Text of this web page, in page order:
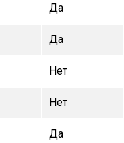
Да
Да
Нет
Нет
Да